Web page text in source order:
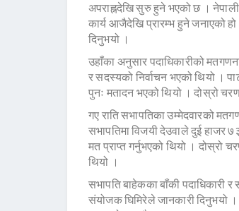
अपराह्नदेखि सुरु हुने भएको छ । नेपाली
कार्य आजैदेखि प्रारम्भ हुने जनाएको
दिनुभयो ।
उहाँका अनुसार पदाधिकारीको
र सदस्यको निर्वाचन भएको थियो ।
पुनः मतादन भएको थियो । दोस्रो
गए राति सभापतिका उम्मेदवारको
सभापतिमा विजयी देउवाले दुई हाजर
मत प्राप्त गर्नुभएको थियो ।
थियो ।
सभापति बाहेकका बाँकी पदाधिकारी
संयोजक घिमिरेले जानकारी दिनुभयो